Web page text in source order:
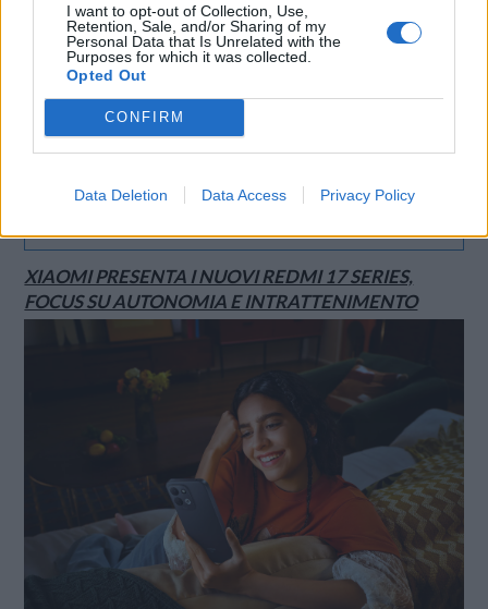
I want to opt-out of Collection, Use,
Retention, Sale, and/or Sharing of my
Personal Data that Is Unrelated with the
Purposes for which it was collected.
Opted Out
CONFIRM
Data Deletion Data Access Privacy Policy
XIAOMI PRESENTA I NUOVI REDMI 17 SERIES,
FOCUS SU AUTONOMIA E INTRATTENIMENTO